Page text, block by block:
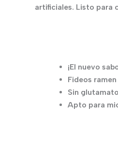
artificiales. Listo para
¡El nuevo
Fideos
Sin
Apto para